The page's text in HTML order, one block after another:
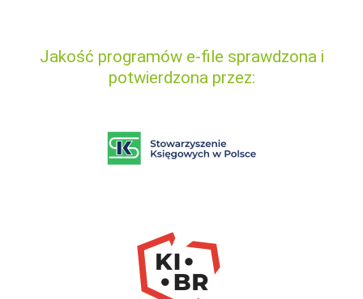
Jakość programów e-file sprawdzona i
potwierdzona przez: